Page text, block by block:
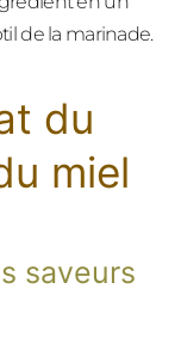
de la marinade.
du
miel
saveurs